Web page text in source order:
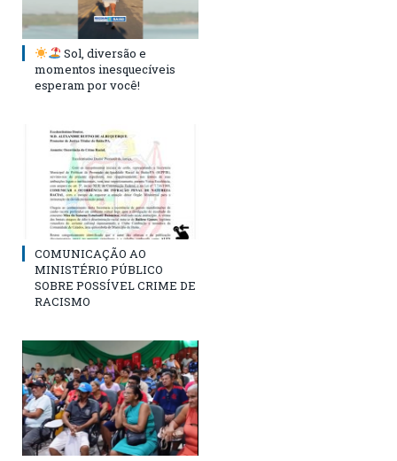
Sol, diversão e
momentos inesquecíveis
esperam por você!
COMUNICAÇÃO AO
MINISTÉRIO PÚBLICO
SOBRE POSSÍVEL CRIME DE
RACISMO